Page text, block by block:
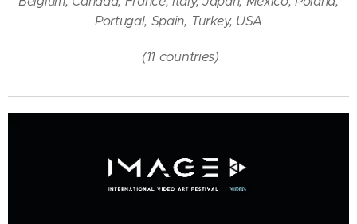
Portugal, Spain, Turkey, USA
(11 countries)